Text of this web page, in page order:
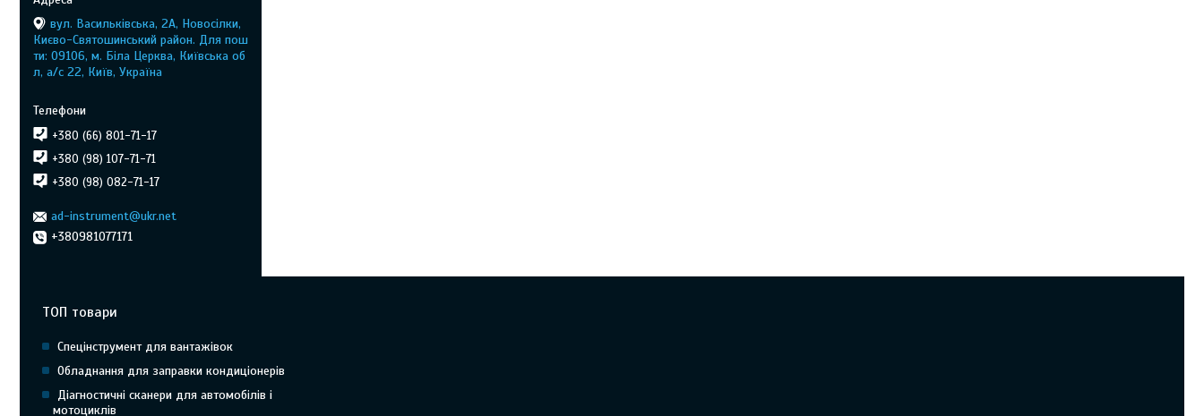
вул. Васильківська, 2А, Новосілки,
Києво-Святошинський район. Для пош
ти: 09106, м. Біла Церква, Київська об
л, а/с 22, Київ, Україна
+380 (66) 801-71-17
+380 (98) 107-71-71
+380 (98) 082-71-17
ad-instrument@ukr.net
+380981077171
ТОП товари
Спецінструмент для вантажівок
Обладнання для заправки кондиціонерів
Діагностичні сканери для автомобілів і
мотоциклів